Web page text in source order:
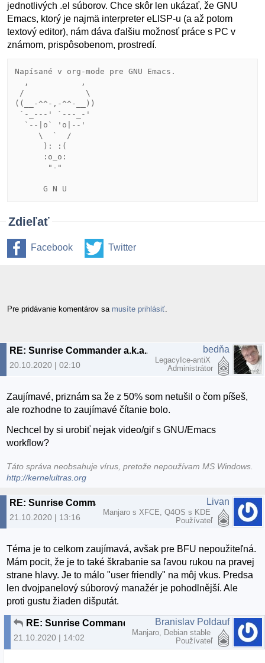
jednotlivých .el súborov. Chce skôr len ukázať, že GNU
Emacs, ktorý je najmä interpreter eLISP-u (a až potom
textový editor), nám dáva ďalšiu možnosť práce s PC v
známom, prispôsobenom, prostredí.
Napísané v org-mode pre GNU Emacs.
  ,           ,
/             \
((__-^^-,-^^-__))
`-_---' `---_-'
  `--|o` 'o|--'
     \  `  /
      ): :(
      :o_o:
       "-"
Zdieľať
Facebook Twitter
Pre pridávanie komentárov sa musíte prihlásiť
RE: Sunrise Commander a.k.a. Dired ortodoxne
20.10.2020 | 02:10
bedňa
LegacyIce-antiX
Administrátor
Zaujímavé, priznám sa že z 50% som netušil o čom píšeš,
ale rozhodne to zaujímavé čítanie bolo.
Nechcel by si urobiť nejak video/gif s GNU/Emacs
workflow?
Táto správa neobsahuje vírus, pretože nepoužívam MS Windows.
http://kernelultras.org
21.10.2020 | 13:16
Livan
Manjaro s XFCE, Q4OS s KDE
Používateľ
Téma je to celkom zaujímavá, avšak pre BFU nepoužiteľná.
Mám pocit, že je to také škrabanie sa ľavou rukou na pravej
strane hlavy. Je to málo "user friendly" na môj vkus. Predsa
len dvojpanelový súborový manažér je pohodlnější. Ale
proti gustu žiaden dišputát.
RE: Sunrise Commander a.k.a. Dired ortodoxne
21.10.2020 | 14:02
Branislav Poldauf
Manjaro, Debian stable
Používateľ